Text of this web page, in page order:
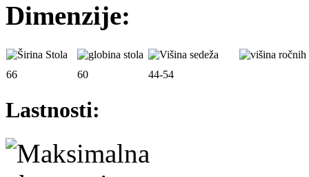
Dimenzije:
66 60 44-54
Lastnosti: